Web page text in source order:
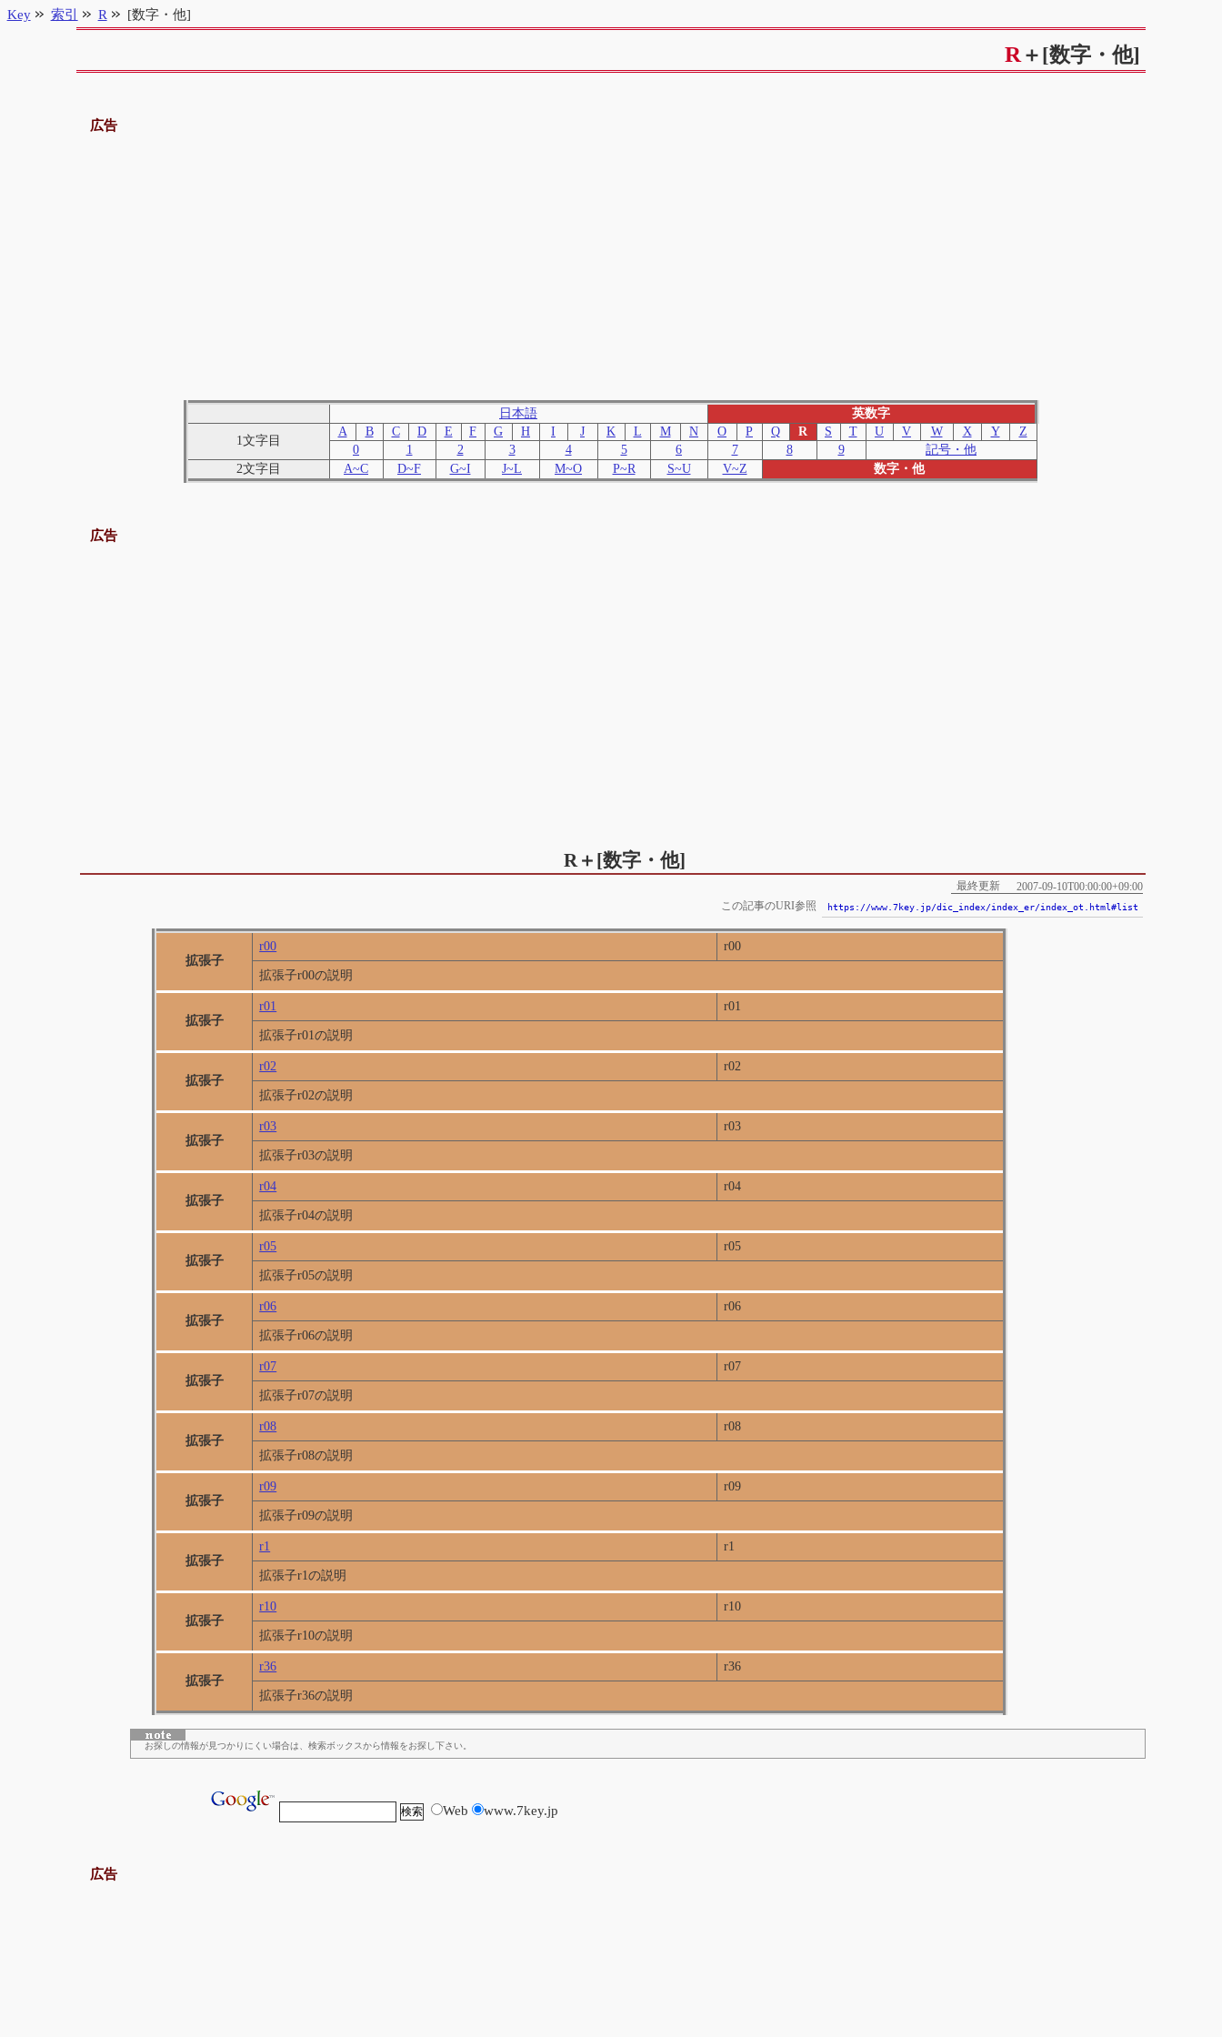
R＋[数字・他]
広告
日本語
英数字
1文字目
A B C D E F G H I J K L M N O P Q R S T U V W X Y
Z
0
1 2 3 4 5 6 7 8 9
記号・他
2文字目
A~C D~F G~I J~L M~O P~R S~U V~Z 数字・他
広告
R＋[数字・他]
最終更新
2007-09-10T00:00:00+09:00
この記事のURI参照
https://www.7key.jp/dic_index/index_er/index_ot.html#list
拡張子
r00 r00
拡張子r00の説明
拡張子
r01 r01
拡張子r01の説明
拡張子
r02 r02
拡張子r02の説明
拡張子
r03 r03
拡張子r03の説明
拡張子
r04 r04
拡張子r04の説明
拡張子
r05 r05
拡張子r05の説明
拡張子
r06 r06
拡張子r06の説明
拡張子
r07 r07
拡張子r07の説明
拡張子
r08 r08
拡張子r08の説明
拡張子
r09 r09
拡張子r09の説明
拡張子
r1 r1
拡張子r1の説明
拡張子
r10 r10
拡張子r10の説明
拡張子
r36 r36
拡張子r36の説明
お探しの情報が見つかりにくい場合は、検索ボックスから情報をお探し下さい。
Web www.7key.jp
広告
Key 索引 R [数字・他]